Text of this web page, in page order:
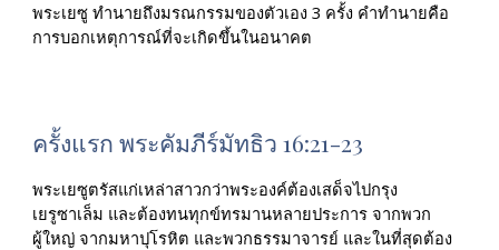
พระเยซู ทำนายถึงมรณกรรมของตัวเอง 3 ครั้ง คำทำนายคือ
การบอกเหตุการณ์ที่จะเกิดขึ้นในอนาคต
ครั้งแรก พระคัมภีร์มัทธิว 16:21-23
พระเยซูตรัสแก่เหล่าสาวกว่าพระองค์ต้องเสด็จไปกรุง
เยรูซาเล็ม และต้องทนทุกข์ทรมานหลายประการ จากพวก
ผู้ใหญ่ จากมหาปุโรหิต และพวกธรรมาจารย์ และในที่สุดต้อง